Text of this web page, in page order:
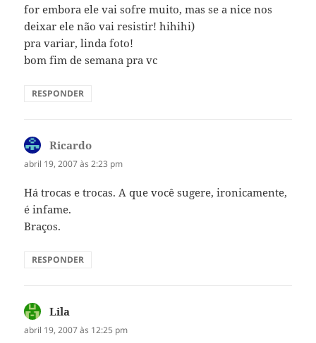
for embora ele vai sofre muito, mas se a nice nos
deixar ele não vai resistir! hihihi)
pra variar, linda foto!
bom fim de semana pra vc
RESPONDER
Ricardo
abril 19, 2007 às 2:23 pm
Há trocas e trocas. A que você sugere, ironicamente,
é infame.
Braços.
RESPONDER
Lila
abril 19, 2007 às 12:25 pm